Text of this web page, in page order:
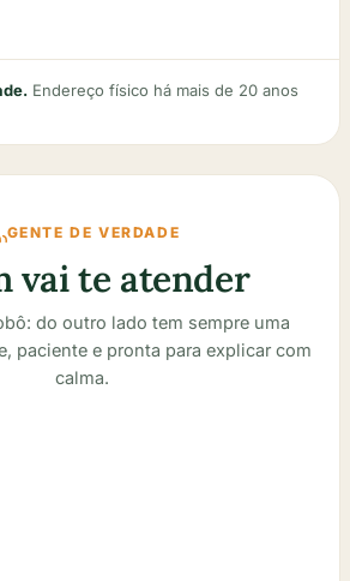
Endereço físico há mais de 20 anos
GENTE DE VERDADE
vai te atender
do outro lado tem sempre uma
paciente e pronta para explicar com
calma.